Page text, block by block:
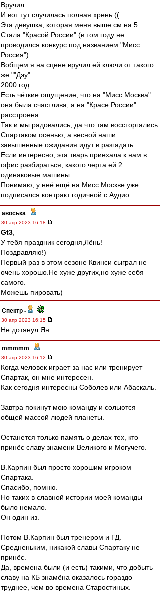
Вручил.
И вот тут случилась полная хрень ((
Эта девушка, которая меня выше см на 5
Стала "Красой России" (в том году не
проводился конкурс под названием "Мисс
Россия")
Вобщем я на сцене вручил ей ключи от такого
же ""Дэу".
2000 год.
Есть чёткие ощущение, что на "Мисс Москва"
она была счастлива, а на "Красе России"
расстроена.
Так и мы радовались, да что там воссторгались
Спартаком осенью, а весной наши
завышенные ожидания идут в разгадать.
Если интересно, эта тварь приехала к нам в
офис разбираться, какого черта ей 2
одинаковые машины.
Понимаю, у неё ещё на Мисс Москве уже
подписался контракт годичной с Аудио.
авоська -
30 апр 2023 16:18
Gt3
У тебя праздник сегодня,Лёнь!
Поздравляю!)
Первый раз в этом сезоне Квинси сыграл не
очень хорошо.Не хуже других,но хуже себя
самого.
Можешь пировать)
Спектр -
30 апр 2023 16:15
Не дотянул Ян...
mmmmm -
30 апр 2023 16:12
Когда человек играет за нас или тренирует
Спартак, он мне интересен.
Как сегодня интересны Соболев или Абаскаль.
Завтра покинут мою команду и сольются
общей массой людей планеты.
Останется только память о делах тех, кто
принёс славу знамени Великого и Могучего.
В.Карпин был просто хорошим игроком
Спартака.
Спасибо, помню.
Но таких в славной истории моей команды
было немало.
Он один из.
Потом В.Карпин был тренером и ГД.
Средненьким, никакой славы Спартаку не
принёс.
Да, времена были (и есть) такими, что добыть
славу на КБ знамёна оказалось гораздо
труднее, чем во времена Старостиных.